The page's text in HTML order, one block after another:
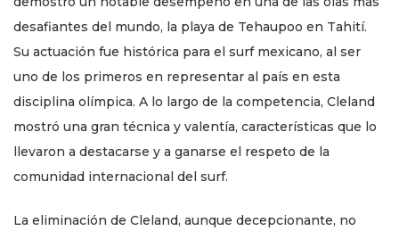
desafiantes del mundo, la playa de Tehaupoo en Tahití.
Su actuación fue histórica para el surf mexicano, al ser
uno de los primeros en representar al país en esta
disciplina olímpica. A lo largo de la competencia, Cleland
mostró una gran técnica y valentía, características que lo
llevaron a destacarse y a ganarse el respeto de la
comunidad internacional del surf.
La eliminación de Cleland, aunque decepcionante, no